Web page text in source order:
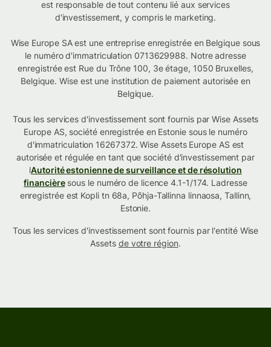
est responsable de tout contenu lié aux services
d'investissement, y compris le marketing.
Wise Europe SA est une entreprise enregistrée en Belgique sous
le numéro d'immatriculation 0713629988. Notre adresse
enregistrée est Rue du Trône 100, 3e étage, 1050 Bruxelles,
Belgique. Wise est une institution de paiement autorisée en
Belgique.
Tous les services d'investissement sont fournis par Wise Assets
Europe AS, société enregistrée en Estonie sous le numéro
d'immatriculation 16267372. Wise Assets Europe AS est
autorisée et régulée en tant que société d'investissement par
lAutorité estonienne de surveillance et de résolution
financièresous le numéro de licence 4.1-1/174. Ladresse
enregistrée est Kopli tn 68a, Põhja-Tallinna linnaosa, Tallinn,
Estonie.
Tous les services d'investissement sont fournis par l'entité Wise
Assets de votre région.